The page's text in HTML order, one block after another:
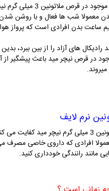
ملاتونین از
معمولا شب ها فعال و با روشن
ساعت بدن افرادی است که پرواز
در قرص نیچر مید باعث
نرم لایف
در هر شبانه روز مصرف یک عدد قرص
معمولا افرادی که داروی خاصی
مانند رانندگی خودداری کنید.